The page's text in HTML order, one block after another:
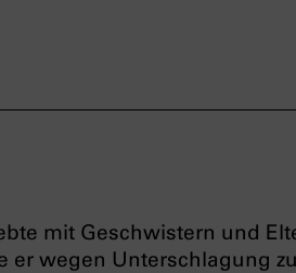
mit Geschwistern und
er wegen Unterschlagung